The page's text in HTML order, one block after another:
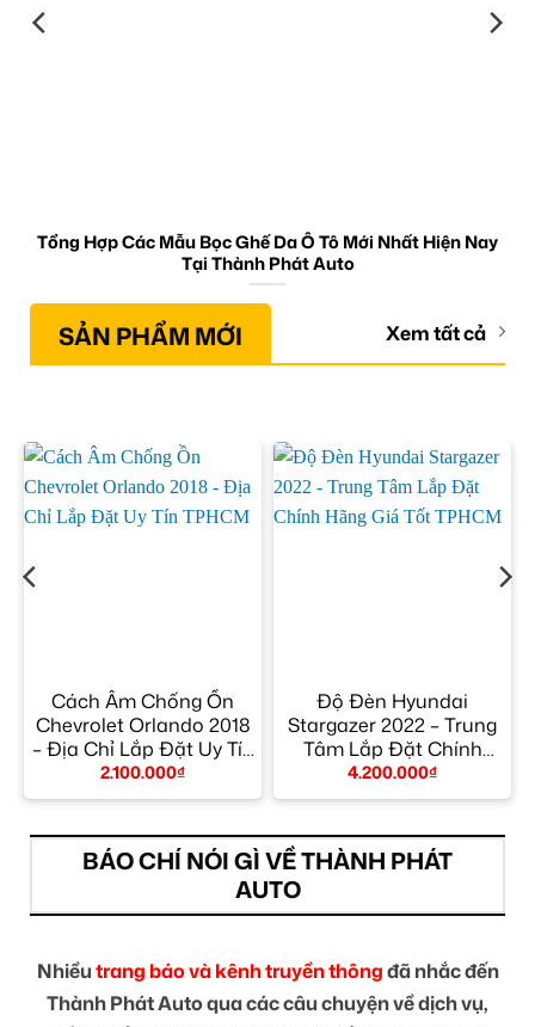
Tổng Hợp Các Mẫu Bọc Ghế Da Ô Tô Mới Nhất Hiện Nay
Tại Thành Phát Auto
SẢN PHẨM MỚI Xem tất cả
Cách Âm Chống Ồn
Chevrolet Orlando 2018
– Địa Chỉ Lắp Đặt Uy Tín
TPHCM
2.100.000₫
Độ Đèn Hyundai
Stargazer 2022 – Trung
Tâm Lắp Đặt Chính
Hãng Giá Tốt TPHCM
4.200.000₫
BÁO CHÍ NÓI GÌ VỀ THÀNH PHÁT
AUTO
Nhiềutrang báo và kênh truyền thôngđã nhắc đến
Thành Phát Auto qua các câu chuyện về dịch vụ,